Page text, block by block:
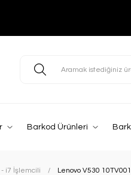
Barkod Ürünleri
i7 İşlemcili Lenovo V530